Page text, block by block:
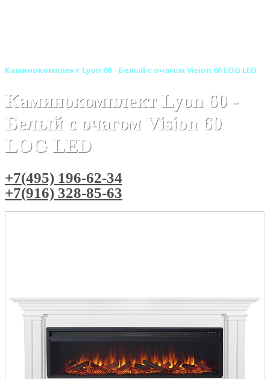
Каминокомплект Lyon 60 - Белый с очагом Vision 60 LOG LED
Каминокомплект Lyon 60 -
Белый с очагом Vision 60
LOG LED
+7(495) 196-62-34
+7(916) 328-85-63